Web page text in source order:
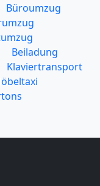
Büroumzug
Beiladung
Klaviertransport